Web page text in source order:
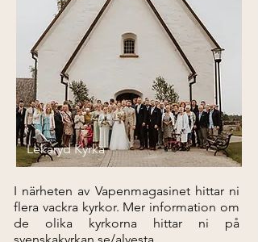
I närheten av Vapenmagasinet hittar ni
flera vackra kyrkor. Mer information om
de olika kyrkorna hittar ni på
Lekaryd Kyrka